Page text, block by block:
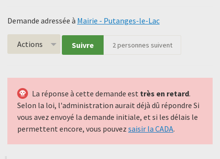
Demande adressée à Mairie - Putanges-le-Lac
Actions Suivre 2personnes suivent
La réponse à cette demande est très en retard.
Selon la loi, l'administration aurait déjà dû répondre Si
vous avez envoyé la demande initiale, et si les délais le
permettent encore, vous pouvez saisir la CADA.